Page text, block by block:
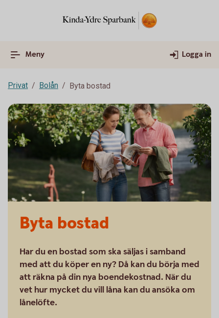
Meny Logga in
Privat Bolån Byta bostad
Byta bostad
Har du en bostad som ska säljas i samband
med att du köper en ny? Då kan du börja med
att räkna på din nya boendekostnad. När du
vet hur mycket du vill låna kan du ansöka om
lånelöfte.